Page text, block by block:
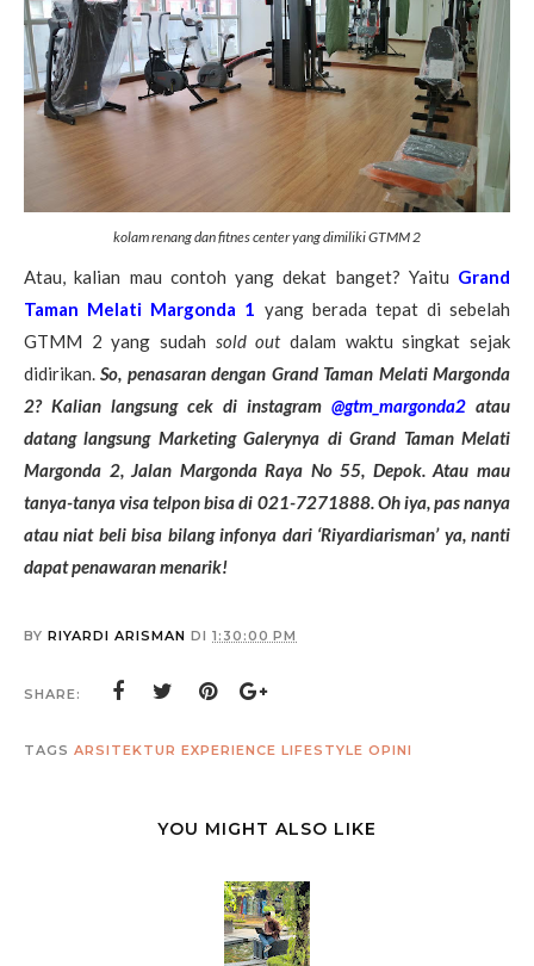
kolam renang dan fitnes center yang dimiliki GTMM 2
Atau, kalian mau contoh yang dekat banget? Yaitu Grand
Taman Melati Margonda 1 yang berada tepat di sebelah
GTMM 2 yang sudah sold outdalam waktu singkat sejak
didirikan.So, penasaran dengan Grand Taman Melati Margonda
2? Kalian langsung cek di instagram @gtm_margonda2 atau
datang langsung Marketing Galerynya di Grand Taman Melati
Margonda 2, Jalan Margonda Raya No 55, Depok. Atau mau
tanya-tanya visa telpon bisa di 021-7271888. Oh iya, pas nanya
atau niat beli bisa bilang infonya dari ‘Riyardiarisman’ ya, nanti
dapat penawaran menarik!
BY RIYARDI ARISMAN DI 1:30:00 PM
SHARE:
TAGS ARSITEKTUR EXPERIENCE LIFESTYLE OPINI
YOU MIGHT ALSO LIKE